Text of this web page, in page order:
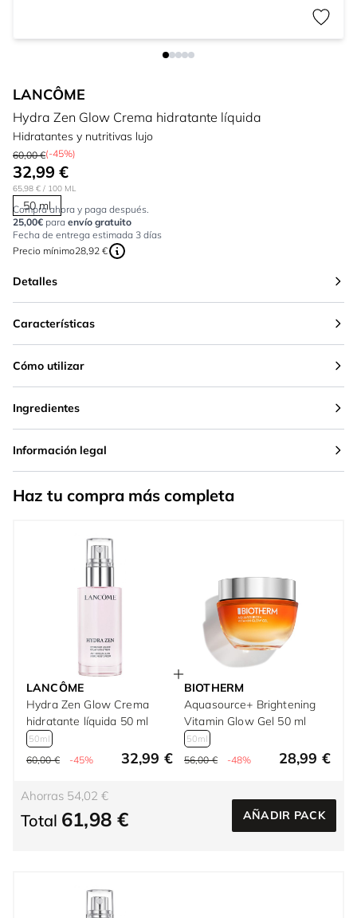
LANCÔME
Hydra Zen Glow Crema hidratante líquida
Hidratantes y nutritivas lujo
60,00 €(-45%)
32,99 €
65,98 € / 100 ML
50 ml
Compra ahora y paga después.
25,00€ para envío gratuito
Fecha de entrega estimada 3 días
Precio mínimo28,92 €
Detalles
Características
Cómo utilizar
Ingredientes
Información legal
Haz tu compra más completa
LANCÔME
Hydra Zen Glow Crema
hidratante líquida 50 ml
50ml
60,00 € -45% 32,99 €
BIOTHERM
Aquasource+ Brightening
Vitamin Glow Gel 50 ml
50ml
56,00 € -48% 28,99 €
Ahorras 54,02 €
Total 61,98 € AÑADIR PACK